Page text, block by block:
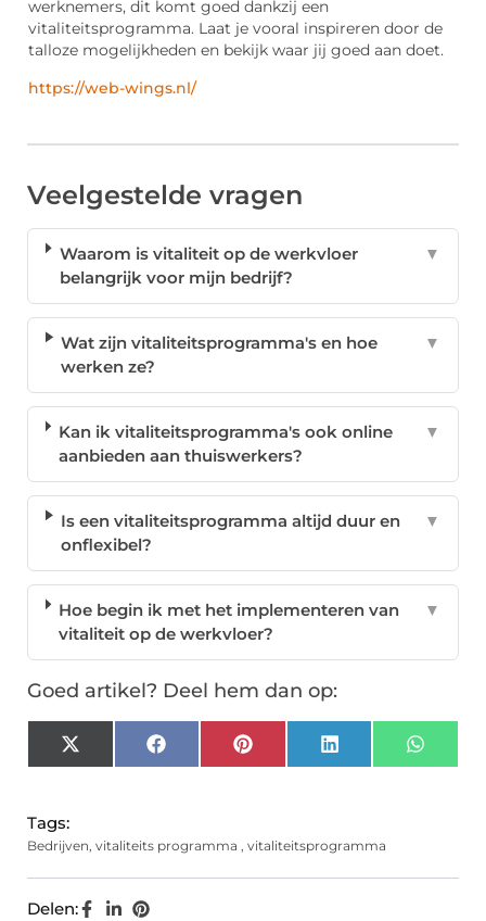
werknemers, dit komt goed dankzij een
vitaliteitsprogramma. Laat je vooral inspireren door de
talloze mogelijkheden en bekijk waar jij goed aan doet.
https://web-wings.nl/
Veelgestelde vragen
Waarom is vitaliteit op de werkvloer
belangrijk voor mijn bedrijf?
▼
Wat zijn vitaliteitsprogramma's en hoe
werken ze?
▼
Kan ik vitaliteitsprogramma's ook online
aanbieden aan thuiswerkers?
▼
Is een vitaliteitsprogramma altijd duur en
onflexibel?
▼
Hoe begin ik met het implementeren van
vitaliteit op de werkvloer?
▼
Goed artikel? Deel hem dan op:
X
(Twitter)
FacebookPinterest LinkedIn
Tags:
Bedrijven, vitaliteits programma , vitaliteitsprogramma
Delen: